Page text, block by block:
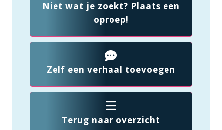
Niet wat je zoekt? Plaats een
oproep!
Zelf een verhaal toevoegen
Terug naar overzicht